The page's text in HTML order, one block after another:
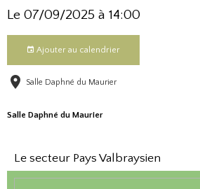
Le 07/09/2025 à 14:00
Ajouter au calendrier
Salle Daphné du Maurier
Salle Daphné du Maurier
Le secteur Pays Valbraysien